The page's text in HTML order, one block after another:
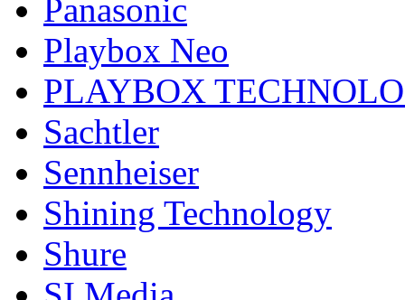
Panasonic
Playbox Neo
PLAYBOX
Sachtler
Sennheiser
Shining Technology
Shure